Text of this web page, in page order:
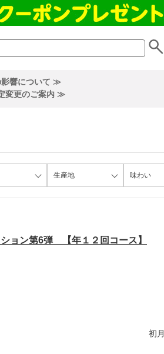
影響について ≫
変更のご案内 ≫
生産地 味わい
ョン第6弾 【年１２回コース】
初月